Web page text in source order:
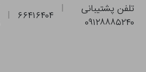
تلفن پشتیبانی
۰۹۱۲۸۸۸۵۲۴۰
۶۶۴۱۶۴۰۴